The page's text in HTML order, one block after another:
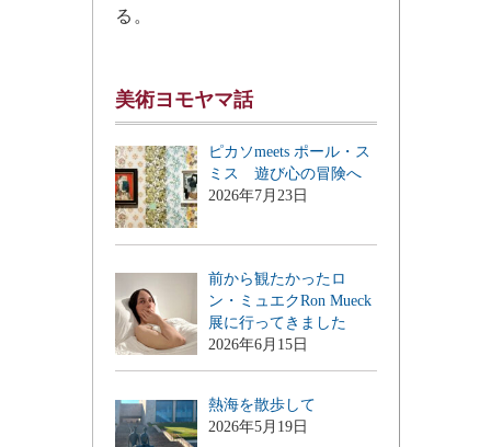
る。
美術ヨモヤマ話
ピカソmeets ポール・ス
ミス 遊び心の冒険へ
2026年7月23日
前から観たかったロ
ン・ミュエクRon Mueck
展に行ってきました
2026年6月15日
熱海を散歩して
2026年5月19日